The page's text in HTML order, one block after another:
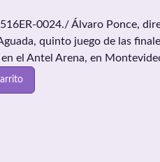
0024./ Álvaro Ponce,
quinto juego de las
el Antel Arena, en